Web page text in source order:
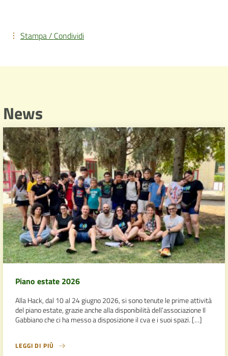
Stampa / Condividi
News
Piano estate 2026
Alla Hack, dal 10 al 24 giugno 2026, si sono tenute le prime attività
del piano estate, grazie anche alla disponibilità dell’associazione Il
Gabbiano che ci ha messo a disposizione il cva e i suoi spazi. […]
LEGGI DI PIÙ